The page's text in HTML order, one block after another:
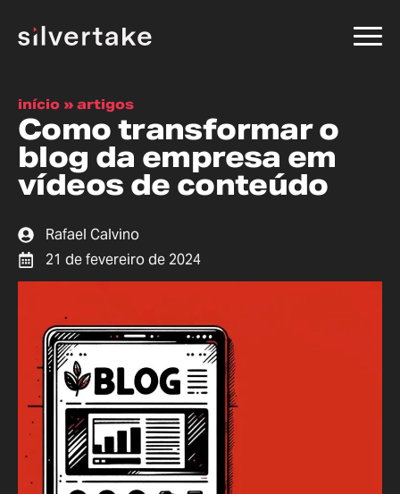
início » artigos
Como transformar o
blog da empresa em
vídeos de conteúdo
Rafael Calvino
21 de fevereiro de 2024